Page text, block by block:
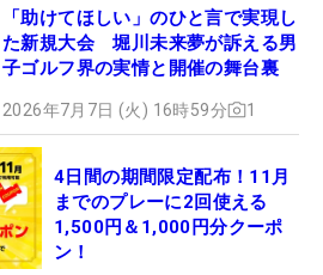
「助けてほしい」のひと言で実現し
た新規大会 堀川未来夢が訴える男
子ゴルフ界の実情と開催の舞台裏
2026年7月7日 (火) 16時59分 1
4日間の期間限定配布！11月
までのプレーに2回使える
1,500円＆1,000円分クーポ
ン！